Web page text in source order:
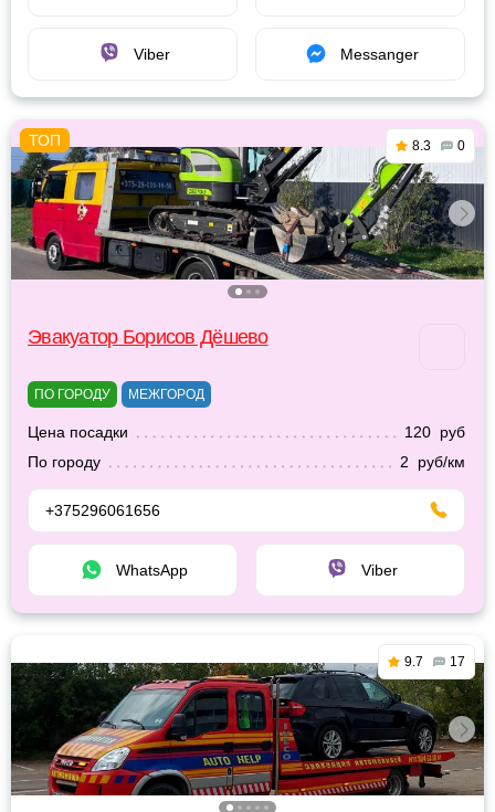
Viber Messanger
8.3 0
Эвакуатор Борисов Дёшево
ПО ГОРОДУ МЕЖГОРОД
Цена посадки
120 руб
По городу
2 руб/км
+375296061656
WhatsApp Viber
9.7 17